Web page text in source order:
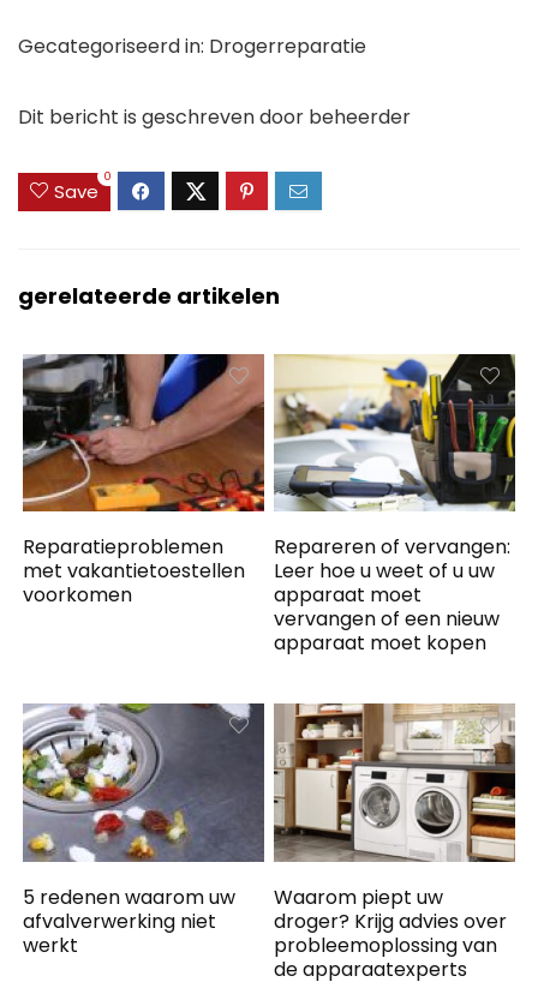
Gecategoriseerd in: Drogerreparatie
Dit bericht is geschreven door beheerder
Save
0
gerelateerde artikelen
Reparatieproblemen
met vakantietoestellen
voorkomen
Repareren of vervangen:
Leer hoe u weet of u uw
apparaat moet
vervangen of een nieuw
apparaat moet kopen
5 redenen waarom uw
afvalverwerking niet
werkt
Waarom piept uw ​​
droger? Krijg advies over
probleemoplossing van
de apparaatexperts